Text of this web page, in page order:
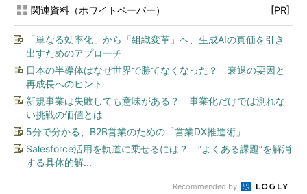
関連資料（ホワイトペーパー） [PR]
「単なる効率化」から「組織変革」へ、生成AIの真価を引き
出すためのアプローチ
日本の半導体はなぜ世界で勝てなくなった？ 衰退の要因と
再成長へのヒント
新規事業は失敗しても意味がある？ 事業化だけでは測れな
い挑戦の価値とは
5分で分かる、B2B営業のための「営業DX推進術」
Salesforce活用を軌道に乗せるには？ “よくある課題”を解消
する具体的解...
Recommended by